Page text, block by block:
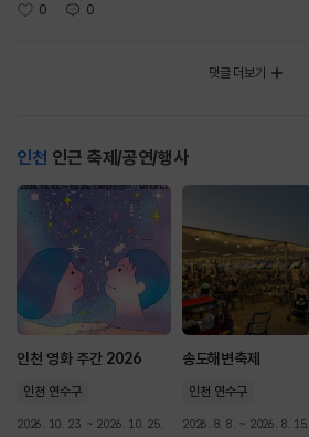
0 0
댓글 더보기
인천 인근 축제/공연/행사
인천 영화 주간 2026
인천 연수구
2026. 10. 23. ~ 2026. 10. 25.
송도해변축제
인천 연수구
2026. 8. 8. ~ 2026. 8. 15.